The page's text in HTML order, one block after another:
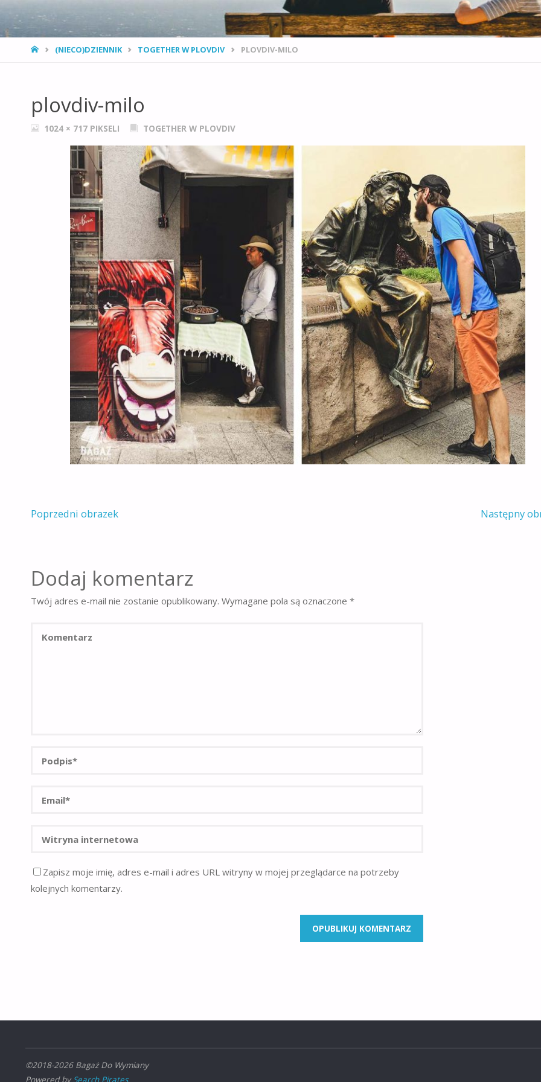
STRONA
(NIECO)DZIENNIK TOGETHER W PLOVDIV PLOVDIV-MILO
plovdiv-milo
PEŁNY1024 × 717 PIKSELI TOGETHER W PLOVDIV
Poprzedni obrazek Następny
Dodaj komentarz
Twój adres e-mail nie zostanie opublikowany. Wymagane pola są oznaczone*
Zapisz moje imię, adres e-mail i adres URL witryny w mojej przeglądarce na potrzeby
kolejnych komentarzy.
©2018-2026 Bagaż Do Wymiany
Powered by Search Pirates